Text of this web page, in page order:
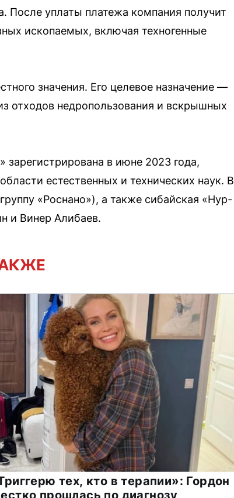
После уплаты платежа компания получит
ископаемых, включая техногенные
значения. Его целевое назначение —
отходов недропользования и вскрышных
в июне 2023 года,
естественных и технических наук. В
«Роснано»), а также сибайская «Нур-
и Винер Алибаев.
тех, кто в терапии»: Гордон